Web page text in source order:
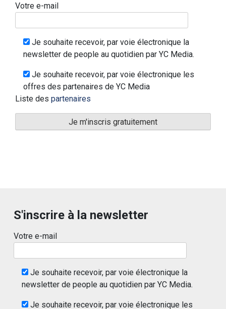
Votre e-mail
Je souhaite recevoir, par voie électronique la
newsletter de people au quotidien par YC Media.
Je souhaite recevoir, par voie électronique les
offres des partenaires de YC Media
Liste des partenaires
S'inscrire à la newsletter
Votre e-mail
Je souhaite recevoir, par voie électronique la
newsletter de people au quotidien par YC Media.
Je souhaite recevoir, par voie électronique les